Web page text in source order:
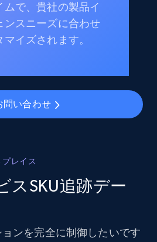
ムで、貴社の製品イ
ンスニーズに合わせ
イズされます。
問い合わせ
レイス
スSKU追跡デー
ンを完全に制御したいです